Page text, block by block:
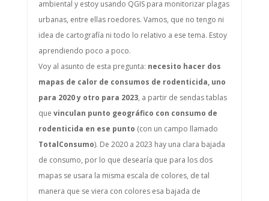
ambiental y estoy usando QGIS para monitorizar plagas
urbanas, entre ellas roedores. Vamos, que no tengo ni
idea de cartografía ni todo lo relativo a ese tema. Estoy
aprendiendo poco a poco.
Voy al asunto de esta pregunta: necesito hacer dos
mapas de calor de consumos de rodenticida, uno
para 2020 y otro para 2023, a partir de sendas tablas
que vinculan punto geográfico con consumo de
rodenticida en ese punto (con un campo llamado
TotalConsumo). De 2020 a 2023 hay una clara bajada
de consumo, por lo que desearía que para los dos
mapas se usara la misma escala de colores, de tal
manera que se viera con colores esa bajada de